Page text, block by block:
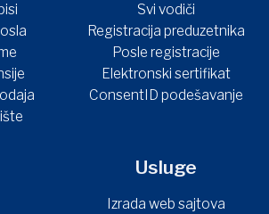
Svi vodiči
Registracija preduzetnika
Posle registracije
Elektronski sertifikat
ConsentID podešavanje
Usluge
Izrada web sajtova